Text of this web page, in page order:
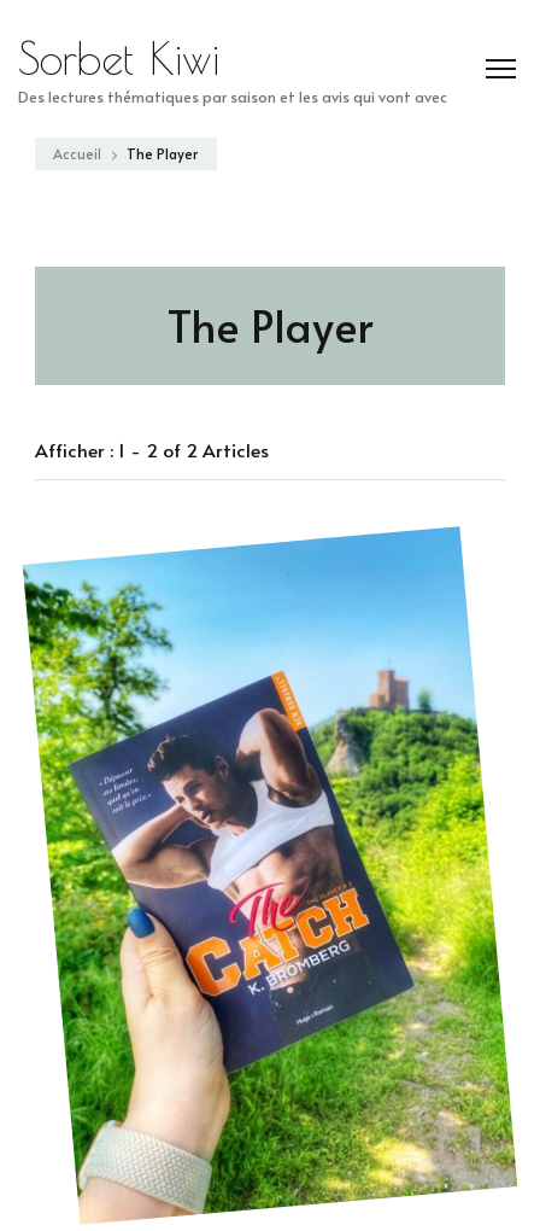
Sorbet Kiwi
Des lectures thématiques par saison et les avis qui vont avec
Accueil The Player
The Player
Afficher : 1 - 2 of 2 Articles